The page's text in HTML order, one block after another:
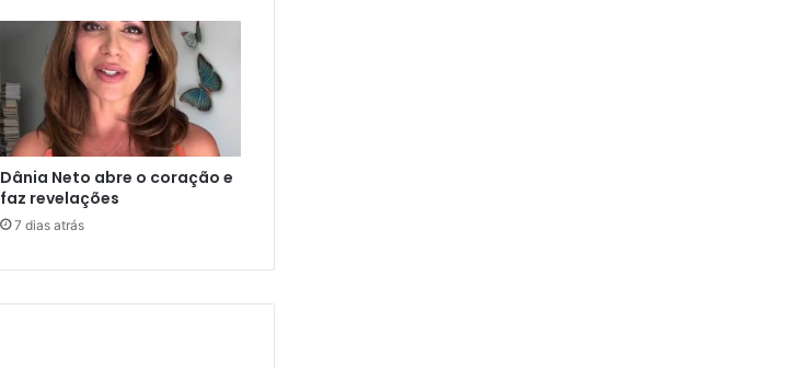
Dânia Neto abre o coração e
faz revelações
7 dias atrás